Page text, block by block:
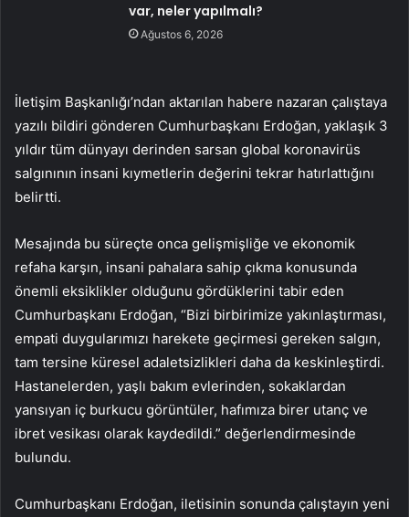
var, neler yapılmalı?
Ağustos 6, 2026
İletişim Başkanlığı’ndan aktarılan habere nazaran çalıştaya
yazılı bildiri gönderen Cumhurbaşkanı Erdoğan, yaklaşık 3
yıldır tüm dünyayı derinden sarsan global koronavirüs
salgınının insani kıymetlerin değerini tekrar hatırlattığını
belirtti.
Mesajında bu süreçte onca gelişmişliğe ve ekonomik
refaha karşın, insani pahalara sahip çıkma konusunda
önemli eksiklikler olduğunu gördüklerini tabir eden
Cumhurbaşkanı Erdoğan, “Bizi birbirimize yakınlaştırması,
empati duygularımızı harekete geçirmesi gereken salgın,
tam tersine küresel adaletsizlikleri daha da keskinleştirdi.
Hastanelerden, yaşlı bakım evlerinden, sokaklardan
yansıyan iç burkucu görüntüler, hafımıza birer utanç ve
ibret vesikası olarak kaydedildi.” değerlendirmesinde
bulundu.
Cumhurbaşkanı Erdoğan, iletisinin sonunda çalıştayın yeni